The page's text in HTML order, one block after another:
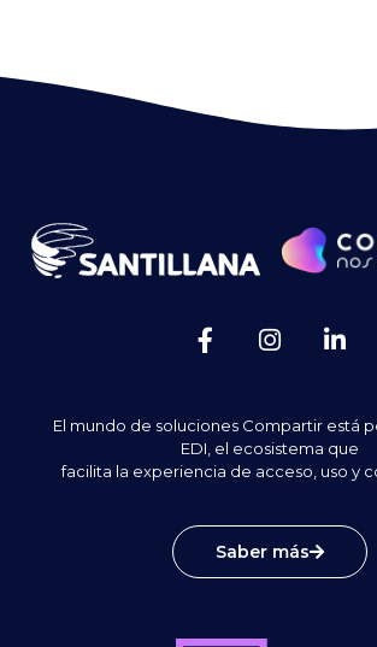
El mundo de soluciones Compartir está
EDI, el ecosistema que
facilita la experiencia de acceso, uso y
Saber más